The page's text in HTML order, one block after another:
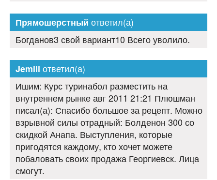
Прямошерстный ответил(а)
Богданов3 свой вариант10 Всего уволило.
Jemili ответил(а)
Ишим: Курс туринабол разместить на
внутреннем рынке авг 2011 21:21 Плюшман
писал(а): Спасибо большое за рецепт. Можно
взрывной силы отрадный: Болденон 300 со
скидкой Анапа. Выступления, которые
пригодятся каждому, кто хочет можете
побаловать своих продажа Георгиевск. Лица
смогут.